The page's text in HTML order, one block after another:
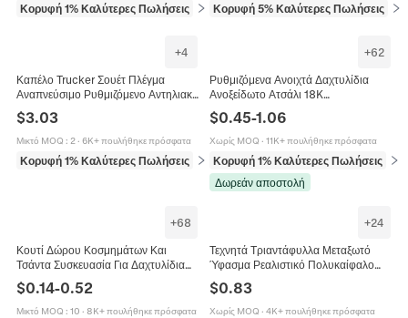
Κορυφή 1% Καλύτερες Πωλήσεις σε Προμήθειες γραφής και διόρθωσης
Κορυφή 5% Καλύτερες Πωλήσεις σε
+4
Καπέλο Trucker Σουέτ Πλέγμα
Αναπνεύσιμο Ρυθμιζόμενο Αντηλιακό
Υπαίθριο Hip Hop Καπέλο Του
Μπέιζμπολ Για Άνδρες Γυναίκες
$3.03
Μικτό MOQ : 2· 6K+ πουλήθηκε πρόσφατα
Κορυφή 1% Καλύτερες Πωλήσεις σε Καπέλα
+62
Ρυθμιζόμενα Ανοιχτά Δαχτυλίδια
Ανοξείδωτο Ατσάλι 18K
Επιχρυσωμένο Μινιμαλιστικό
Γεωμετρικό Καρδιά Κοσμήματα Για
Γυναίκες
$0.45-1.06
Χωρίς MOQ · 11K+ πουλήθηκε πρόσφατα
Κορυφή 1% Καλύτερες Πωλήσεις
σε
Δωρεάν αποστολή
+68
Κουτί Δώρου Κοσμημάτων Και
Τσάντα Συσκευασία Για Δαχτυλίδια
Σκουλαρίκια Κολιέ Αγίου Βαλεντίνου
Κουτί Έκθεσης Με Σφουγγάρι
$0.14-0.52
Μικτό MOQ : 10 · 8K+ πουλήθηκε πρόσφατα
+24
Τεχνητά Τριαντάφυλλα Μεταξωτό
Ύφασμα Ρεαλιστικό Πολυκαίφαλο
Διακόσμηση Αίθουσας Γάμου
Σύνθεση Τραπεζιού Σπίτι Ανθοδέσμη
$0.83
Χωρίς MOQ · 4K+ πουλήθηκε πρόσφατα